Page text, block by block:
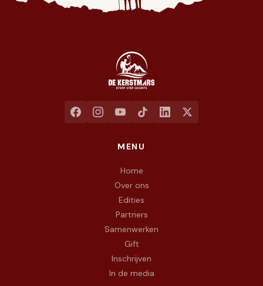
Jaarlijkse liefdadigheidswandeling ten voordele van het
MENU
Home
Over ons
Edities
Partners
Samenwerken
Gift
Inschrijven
In de media